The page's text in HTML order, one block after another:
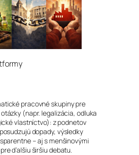
pracovné skupiny pre
(napr. legalizácia, odluka
vlastníctvo): z podnetov
dopady, výsledky
– aj s menšinovými
ďalšiu širšiu debatu.